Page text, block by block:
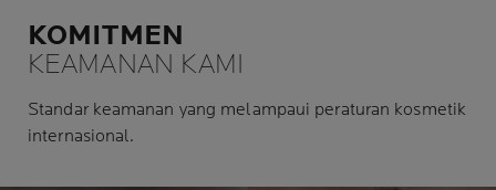
KOMITMEN
KEAMANAN KAMI
Standar keamanan yang melampaui peraturan kosmetik
internasional.